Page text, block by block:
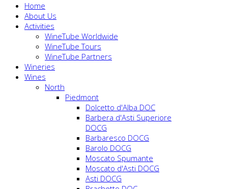
Home
About Us
Activities
WineTube Worldwide
WineTube Tours
WineTube Partners
Wineries
Wines
North
Piedmont
Dolcetto d'Alba DOC
Barbera d'Asti Superiore
DOCG
Barbaresco DOCG
Barolo DOCG
Moscato Spumante
Moscato d'Asti DOCG
Asti DOCG